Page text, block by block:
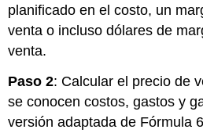
planificado en el costo, un
venta o incluso dólares de
venta.
Paso 2: Calcular el precio de
se conocen costos, gastos y
versión adaptada de Fórmula